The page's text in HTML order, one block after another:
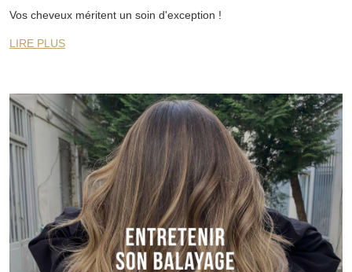
Vos cheveux méritent un soin d'exception !
LIRE PLUS